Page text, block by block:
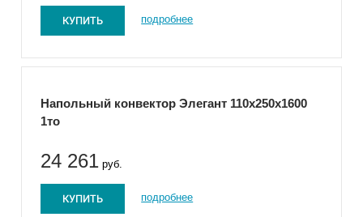
КУПИТЬ подробнее
Напольный конвектор Элегант 110x250x1600
1то
24 261 руб.
КУПИТЬ подробнее